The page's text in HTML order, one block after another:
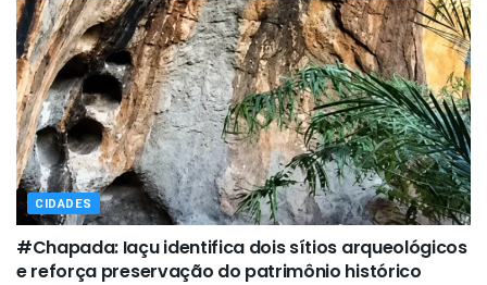
CIDADES
#Chapada: Iaçu identifica dois sítios arqueológicos
e reforça preservação do patrimônio histórico